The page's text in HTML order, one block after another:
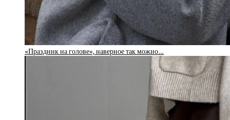
«Праздник на голове», наверное так можно…